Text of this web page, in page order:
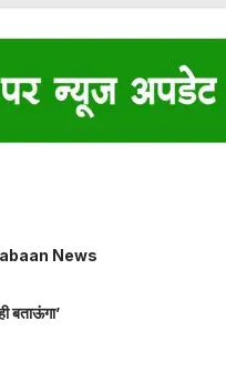
News
बताऊंगा’